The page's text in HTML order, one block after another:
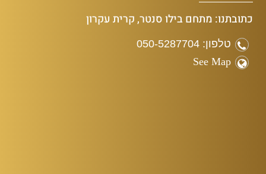
כתובתנו: מתחם בילו סנטר, קרית עקרון
טלפון: 050-5287704
See Map